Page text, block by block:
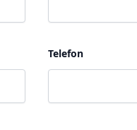
Telefon